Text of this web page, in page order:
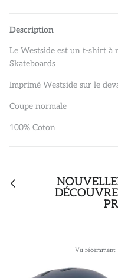
Description
Le Westside est un t-shirt à
Skateboards
Imprimé Westside sur le
Coupe normale
100% Coton
Vu récemment